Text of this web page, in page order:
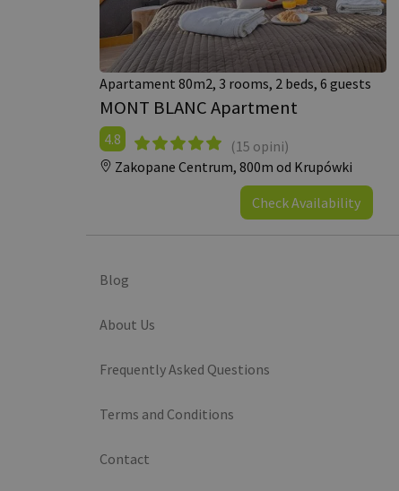
Apartament 80m2, 3 rooms, 2 beds, 6 guests
MONT BLANC Apartment
4.8
(15 opini)
Zakopane Centrum, 800m od Krupówki
Check Availability
Blog
About Us
Frequently Asked Questions
Terms and Conditions
Contact